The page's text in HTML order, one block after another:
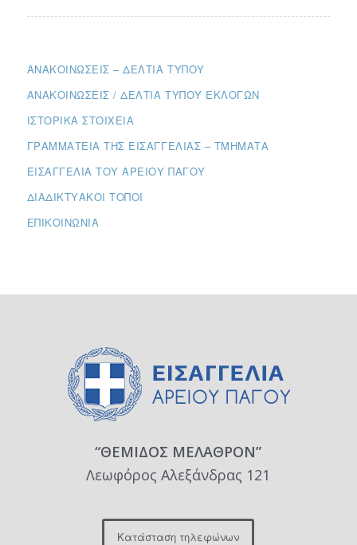
ΑΝΑΚΟΙΝΏΣΕΙΣ – ΔΕΛΤΊΑ ΤΎΠΟΥ
ΑΝΑΚΟΙΝΏΣΕΙΣ / ΔΕΛΤΊΑ ΤΎΠΟΥ ΕΚΛΟΓΏΝ
ΙΣΤΟΡΙΚΆ ΣΤΟΙΧΕΊΑ
ΓΡΑΜΜΑΤΕΊΑ ΤΗΣ ΕΙΣΑΓΓΕΛΊΑΣ – ΤΜΉΜΑΤΑ
ΕΙΣΑΓΓΕΛΊΑ ΤΟΥ ΑΡΕΊΟΥ ΠΆΓΟΥ
ΔΙΑΔΙΚΤΥΑΚΟΊ ΤΌΠΟΙ
ΕΠΙΚΟΙΝΩΝΊΑ
“ΘΕΜΙΔΟΣ ΜΕΛΑΘΡΟΝ”
Λεωφόρος Αλεξάνδρας 121
Κατάσταση τηλεφώνων